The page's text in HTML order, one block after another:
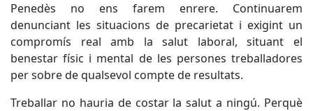
Penedès no ens farem enrere. Continuarem
denunciant les situacions de precarietat i exigint un
compromís real amb la salut laboral, situant el
benestar físic i mental de les persones treballadores
per sobre de qualsevol compte de resultats.
Treballar no hauria de costar la salut a ningú. Perquè